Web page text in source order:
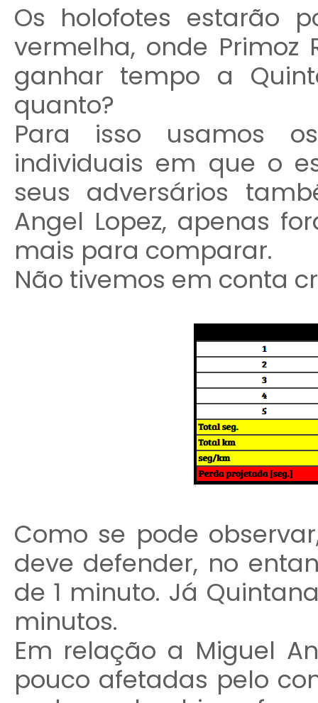
Os holofotes estarão
vermelha, onde
ganhar tempo a
quanto?
Para isso usamos
individuais em que o
seus adversários
Angel Lopez, apenas
mais para comparar.
Não tivemos em conta
Como se pode
deve defender, no
de 1 minuto. Já
minutos.
Em relação a Miguel
pouco afetadas pelo